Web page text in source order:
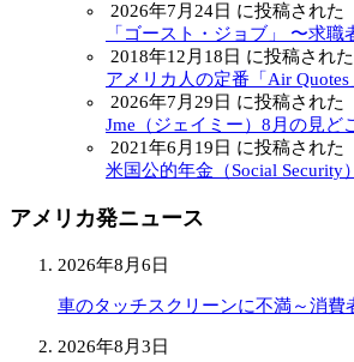
2026年7月24日 に投稿された
「ゴースト・ジョブ」 〜求
2018年12月18日 に投稿された
アメリカ人の定番「Air Quotes
2026年7月29日 に投稿された
Jme（ジェイミー）8月の見ど
2021年6月19日 に投稿された
米国公的年金（Social Security
アメリカ発ニュース
2026年8月6日
車のタッチスクリーンに不満～消費
2026年8月3日